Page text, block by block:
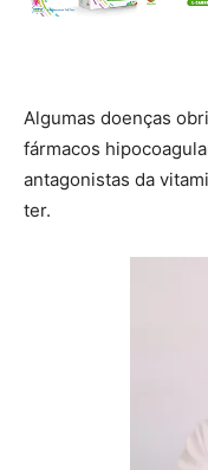
Algumas doenças
fármacos
antagonistas da
ter.